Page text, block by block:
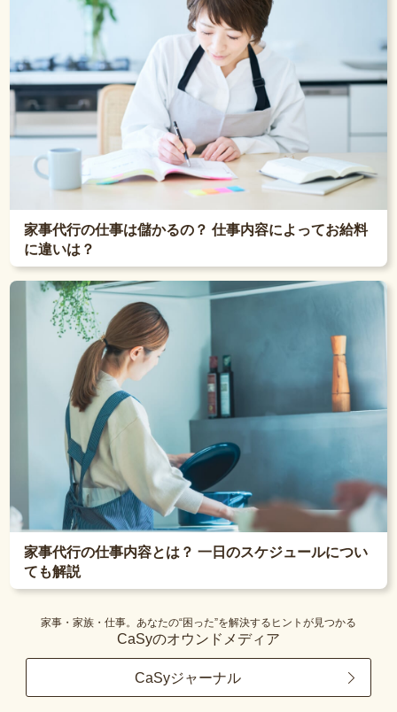
家事代行の仕事は儲かるの？ 仕事内容によってお給料
に違いは？
家事代行の仕事内容とは？ 一日のスケジュールについ
ても解説
家事・家族・仕事。あなたの“困った”を解決するヒントが見つかる
CaSyのオウンドメディア
CaSyジャーナル